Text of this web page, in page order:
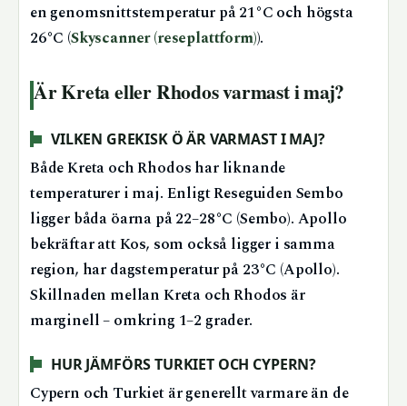
en genomsnittstemperatur på 21°C och högsta
26°C (Skyscanner (reseplattform)).
Är Kreta eller Rhodos varmast i maj?
VILKEN GREKISK Ö ÄR VARMAST I MAJ?
Både Kreta och Rhodos har liknande
temperaturer i maj. Enligt Reseguiden Sembo
ligger båda öarna på 22–28°C (Sembo). Apollo
bekräftar att Kos, som också ligger i samma
region, har dagstemperatur på 23°C (Apollo).
Skillnaden mellan Kreta och Rhodos är
marginell – omkring 1–2 grader.
HUR JÄMFÖRS TURKIET OCH CYPERN?
Cypern och Turkiet är generellt varmare än de